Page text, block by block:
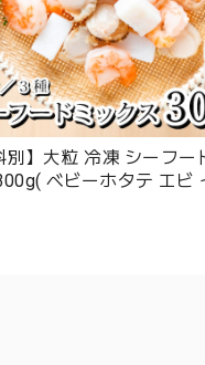
別】大粒 冷凍 シーフー
ベビーホタテ エビ